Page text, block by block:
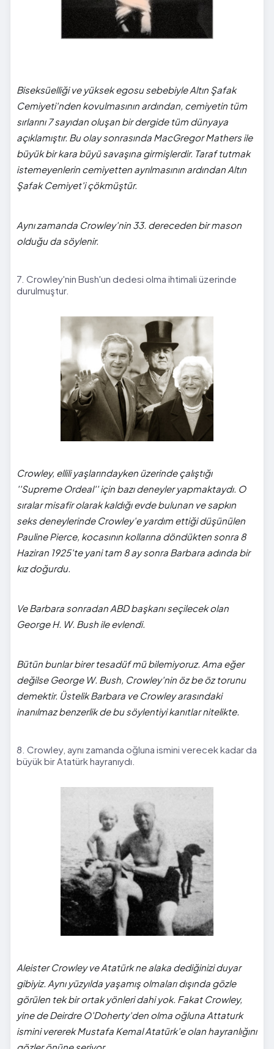
Biseksüelliği ve yüksek egosu sebebiyle Altın Şafak
Cemiyeti'nden kovulmasının ardından, cemiyetin tüm
sırlarını 7 sayıdan oluşan bir dergide tüm dünyaya
açıklamıştır. Bu olay sonrasında MacGregor Mathers ile
büyük bir kara büyü savaşına girmişlerdir. Taraf tutmak
istemeyenlerin cemiyetten ayrılmasının ardından Altın
Şafak Cemiyet'i çökmüştür.
Aynı zamanda Crowley'nin 33. dereceden bir mason
olduğu da söylenir.
7. Crowley'nin Bush'un dedesi olma ihtimali üzerinde
durulmuştur.
Crowley, ellili yaşlarındayken üzerinde çalıştığı
''Supreme Ordeal'' için bazı deneyler yapmaktaydı. O
sıralar misafir olarak kaldığı evde bulunan ve sapkın
seks deneylerinde Crowley'e yardım ettiği düşünülen
Pauline Pierce, kocasının kollarına döndükten sonra 8
Haziran 1925'te yani tam 8 ay sonra Barbara adında bir
kız doğurdu.
Ve Barbara sonradan ABD başkanı seçilecek olan
George H. W. Bush ile evlendi.
Bütün bunlar birer tesadüf mü bilemiyoruz. Ama eğer
değilse George W. Bush, Crowley'nin öz be öz torunu
demektir. Üstelik Barbara ve Crowley arasındaki
inanılmaz benzerlik de bu söylentiyi kanıtlar nitelikte.
8. Crowley, aynı zamanda oğluna ismini verecek kadar da
büyük bir Atatürk hayranıydı.
Aleister Crowley ve Atatürk ne alaka dediğinizi duyar
gibiyiz. Aynı yüzyılda yaşamış olmaları dışında gözle
görülen tek bir ortak yönleri dahi yok. Fakat Crowley,
yine de Deirdre O'Doherty'den olma oğluna Attaturk
ismini vererek Mustafa Kemal Atatürk'e olan hayranlığını